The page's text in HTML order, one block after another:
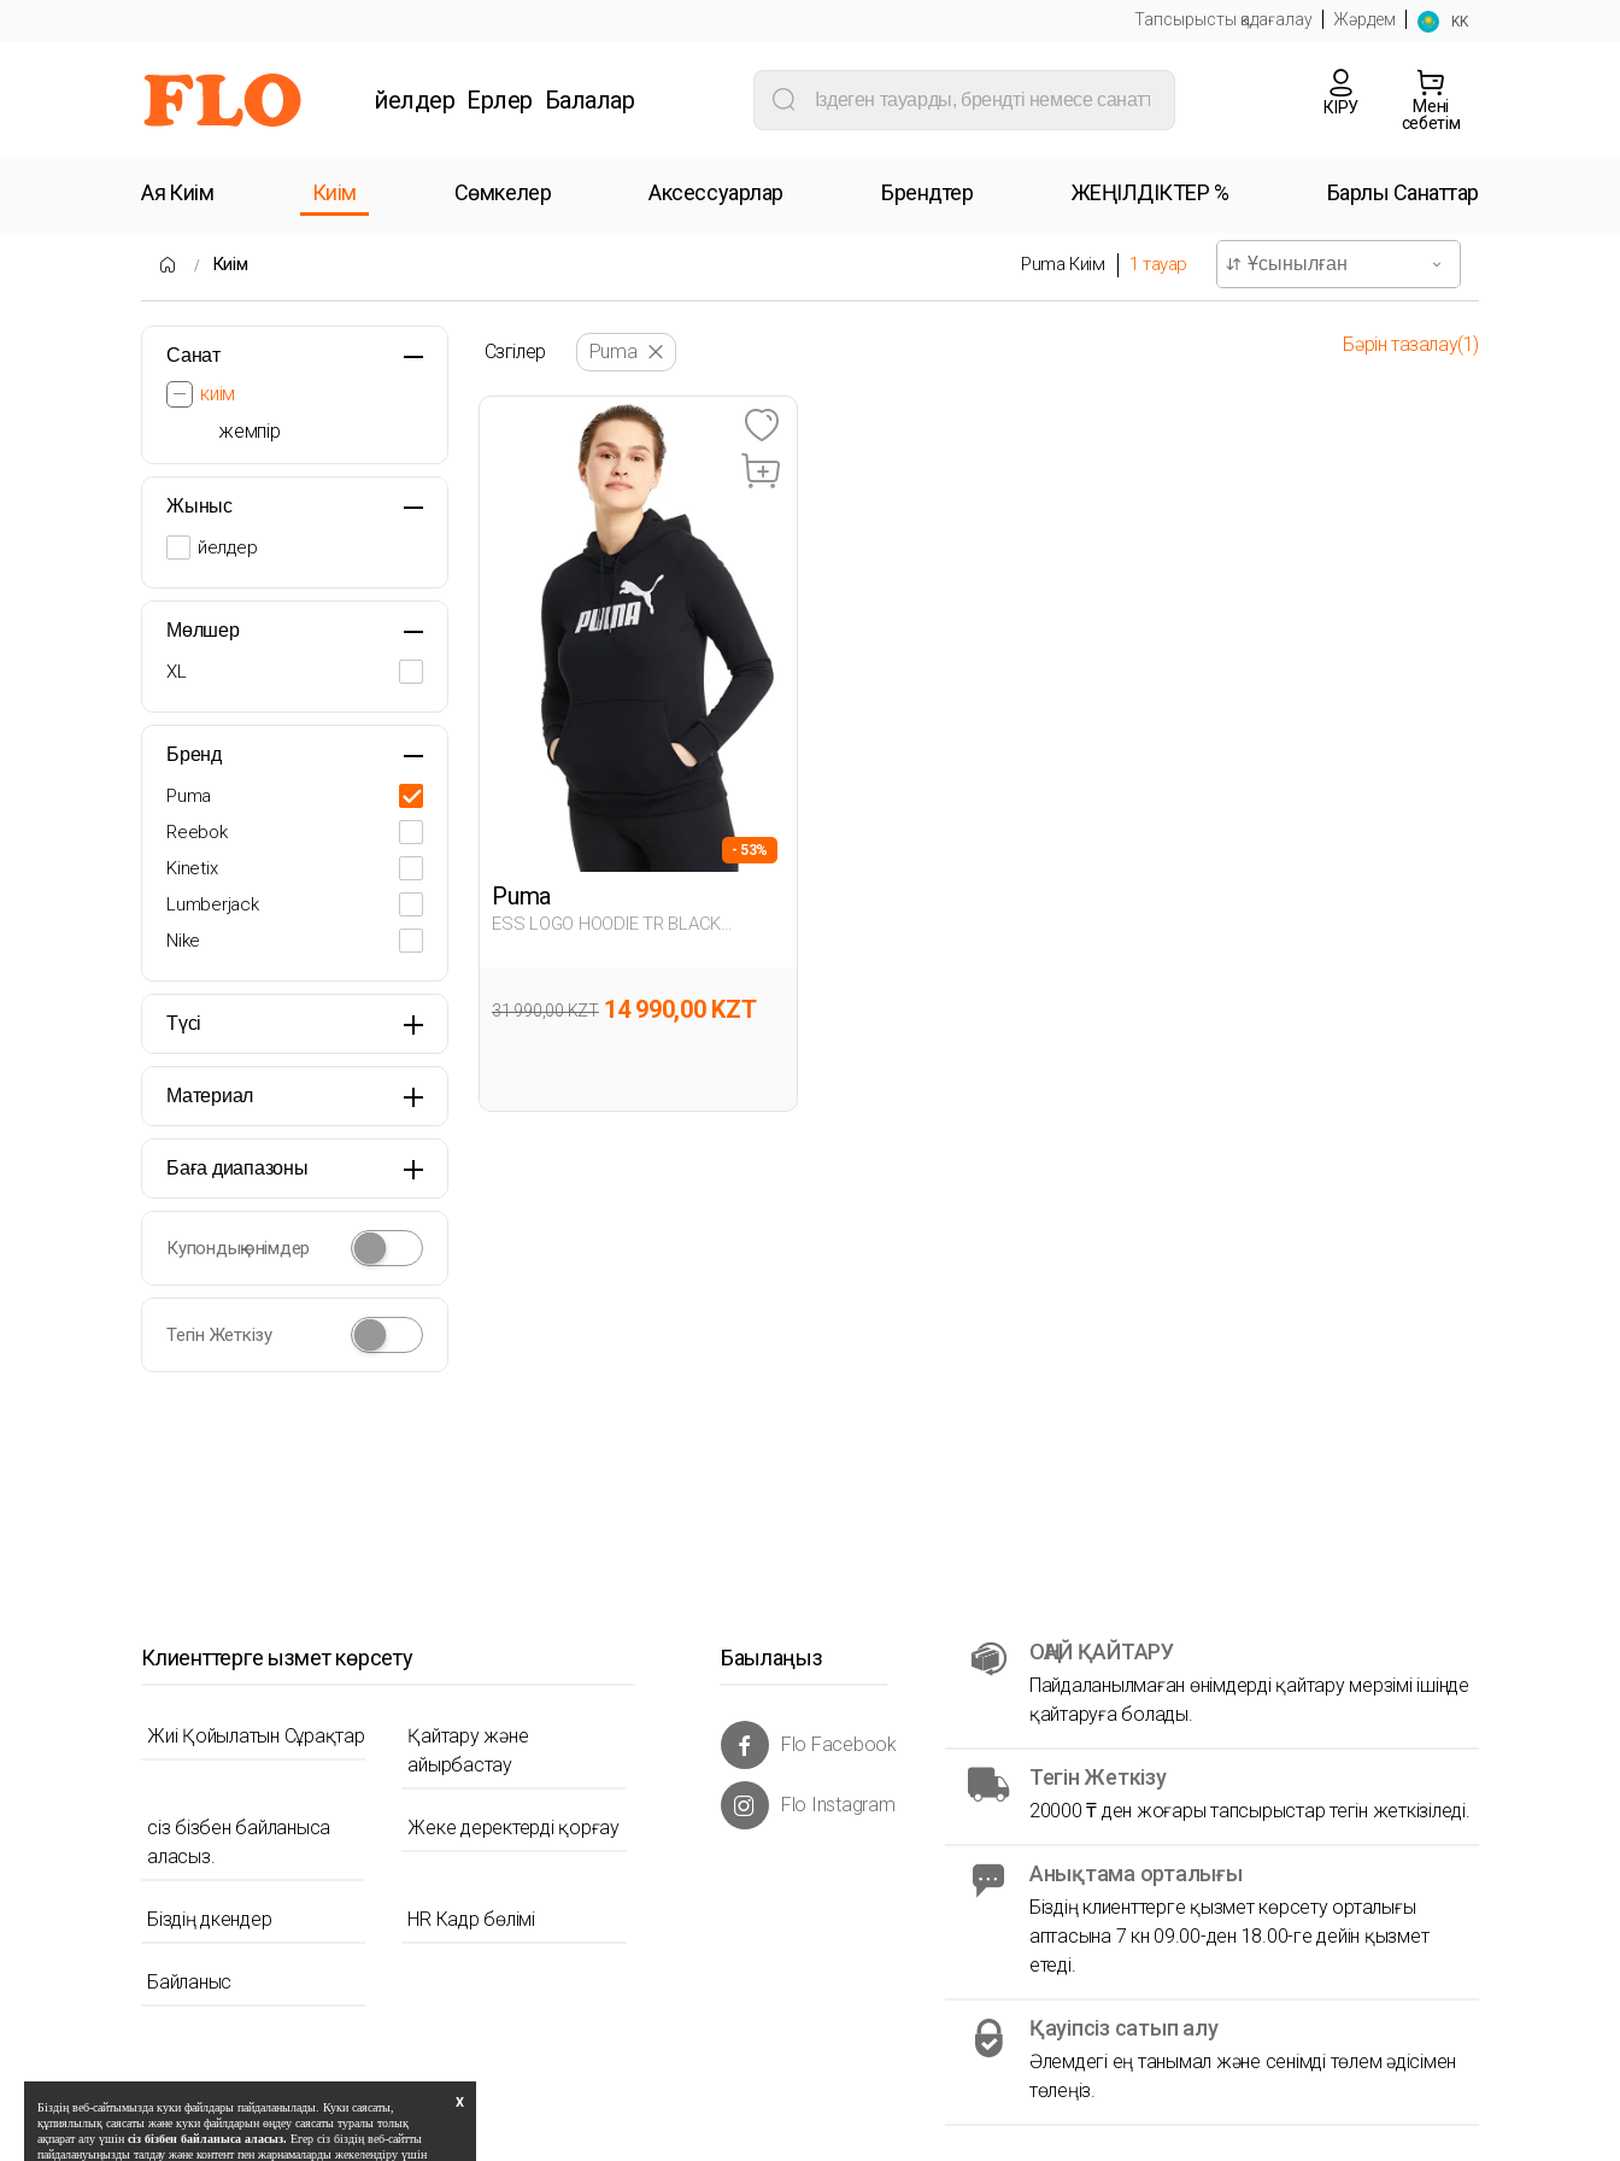
Тапсырысты қадағалау Жәрдем KK
Әйелдер Ерлер Балалар КІРУ
Менің
себетім
Аяқ Киім Киім Сөмкелер Аксессуарлар Брендтер ЖЕҢІЛДІКТЕР % Барлық Санаттар
Киім Puma Киім 1 тауар
Санат
киім
жемпір
Жыныс
Әйелдер
Мөлшер
XL
Бренд
Puma
Reebok
Kinetix
Lumberjack
Nike
Түсі
Материал
Баға диапазоны
Купондық өнімдер
Тегін Жеткізу
Сүзгілер Puma Бәрін тазалау(1)
- 53%
Puma
ESS LOGO HOODIE TR BLACK
31 990,00 KZT 14 990,00 KZT
Клиенттерге қызмет көрсету
Жиі Қойылатын Сұрақтар
Қайтару және
айырбастау
сіз бізбен байланыса
аласыз.
Жеке деректерді қорғау
Біздің дүкендер HR Кадр бөлімі
Байланыс
Бақылаңыз
Flo Facebook
Flo Instagram
ОҢАЙ ҚАЙТАРУ
Пайдаланылмаған өнімдерді қайтару мерзімі ішінде
қайтаруға болады.
Тегін Жеткізу
20000 ₸ ден жоғары тапсырыстар тегін жеткізіледі.
Анықтама орталығы
Біздің клиенттерге қызмет көрсету орталығы
аптасына 7 күн 09.00-ден 18.00-ге дейін қызмет
етеді.
Қауіпсіз сатып алу
Әлемдегі ең танымал және сенімді төлем әдісімен
төлеңіз.
X
Біздің веб-сайтымызда куки файлдары пайдаланылады. Куки саясаты,
құпиялылық саясаты және куки файлдарын өңдеу саясаты туралы толық
ақпарат алу үшін сіз бізбен байланыса аласыз. Егер сіз біздің веб-сайтты
пайдалануыңызды талдау және контент пен жарнамаларды жекелендіру үшін